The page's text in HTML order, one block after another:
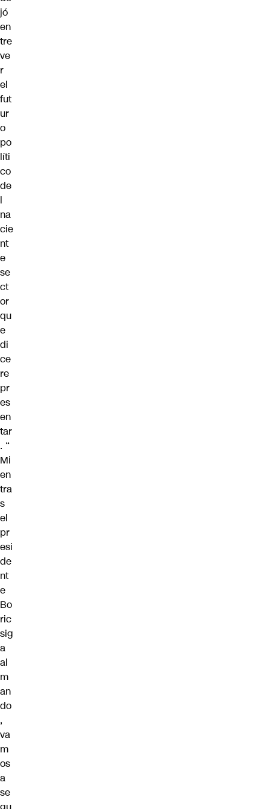
jó
en
tre
ve
r
el
fut
ur
o
po
líti
co
de
l
na
cie
nt
e
se
ct
or
qu
e
di
ce
re
pr
es
en
tar
. “
Mi
en
tra
s
el
pr
esi
de
nt
e
Bo
ric
sig
a
al
m
an
do
,
va
m
os
a
se